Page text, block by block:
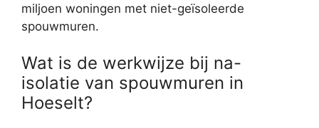
miljoen woningen met niet-geïsoleerde
spouwmuren.
Wat is de werkwijze bij na-
isolatie van spouwmuren in
Hoeselt?